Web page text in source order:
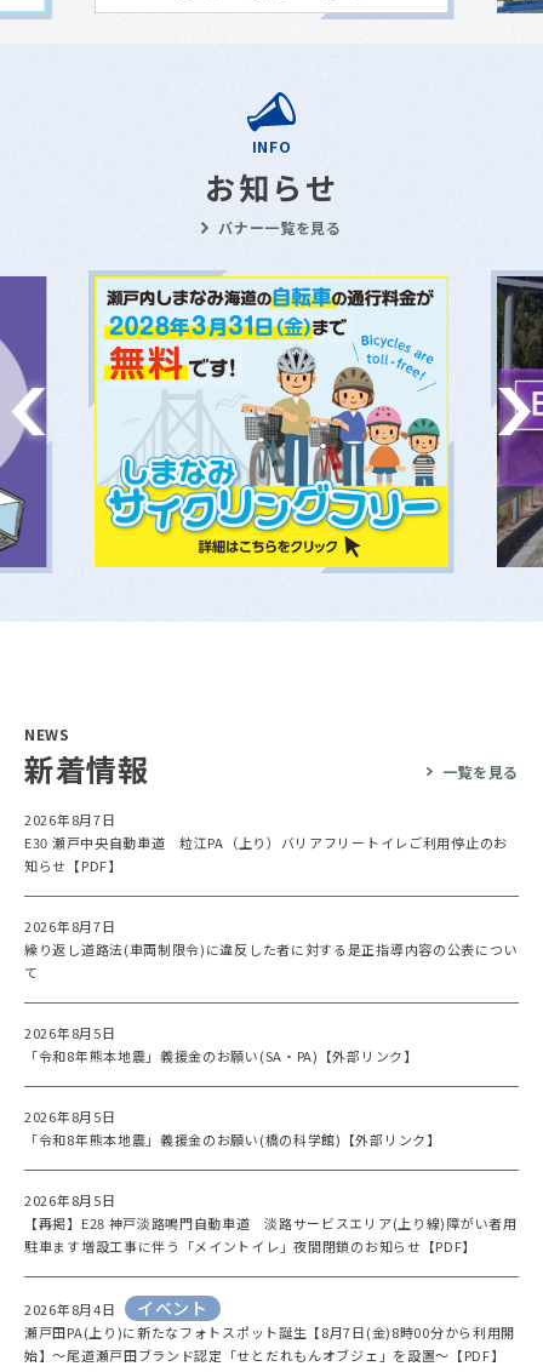
INFO
お知らせ
バナー一覧を見る
NEWS
新着情報 一覧を見る
2026年8月7日
E30 瀬戸中央自動車道 粒江PA（上り）バリアフリートイレご利用停止のお
知らせ【PDF】
2026年8月7日
繰り返し道路法(車両制限令)に違反した者に対する是正指導内容の公表につい
て
2026年8月5日
「令和8年熊本地震」義援金のお願い(SA・PA)【外部リンク】
2026年8月5日
「令和8年熊本地震」義援金のお願い(橋の科学館)【外部リンク】
2026年8月5日
【再掲】E28 神戸淡路鳴門自動車道 淡路サービスエリア(上り線)障がい者用
駐車ます増設工事に伴う「メイントイレ」夜間閉鎖のお知らせ【PDF】
2026年8月4日 イベント
瀬戸田PA(上り)に新たなフォトスポット誕生【8月7日(金)8時00分から利用開
始】～尾道瀬戸田ブランド認定「せとだれもんオブジェ」を設置～【PDF】